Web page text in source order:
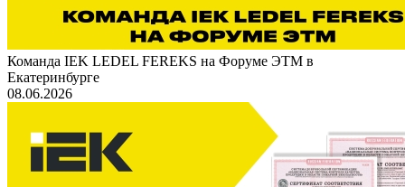
Команда IEK LEDEL FEREKS на Форуме ЭТМ в
Екатеринбурге
08.06.2026